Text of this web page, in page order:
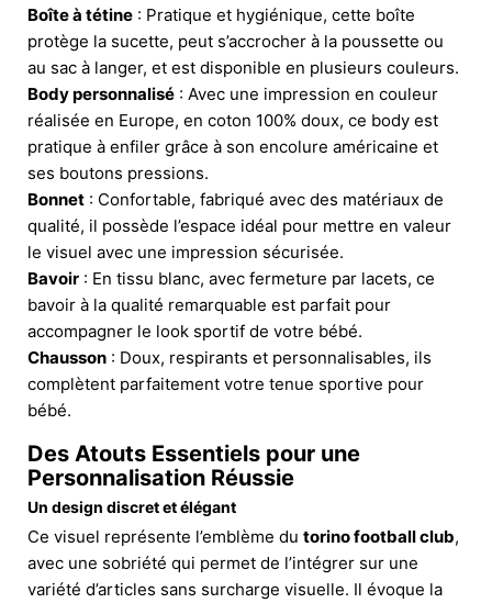
Boîte à tétine : Pratique et hygiénique, cette boîte
protège la sucette, peut s’accrocher à la poussette ou
au sac à langer, et est disponible en plusieurs couleurs.
Body personnalisé : Avec une impression en couleur
réalisée en Europe, en coton 100% doux, ce body est
pratique à enfiler grâce à son encolure américaine et
ses boutons pressions.
Bonnet : Confortable, fabriqué avec des matériaux de
qualité, il possède l’espace idéal pour mettre en valeur
le visuel avec une impression sécurisée.
Bavoir : En tissu blanc, avec fermeture par lacets, ce
bavoir à la qualité remarquable est parfait pour
accompagner le look sportif de votre bébé.
Chausson : Doux, respirants et personnalisables, ils
complètent parfaitement votre tenue sportive pour
bébé.
Des Atouts Essentiels pour une
Personnalisation Réussie
Un design discret et élégant
Ce visuel représente l’emblème du torino football club,
avec une sobriété qui permet de l’intégrer sur une
variété d’articles sans surcharge visuelle. Il évoque la